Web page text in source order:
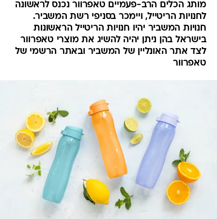
מותג הכלים הרב-פעמיים טאפרוור נכנס לראשונה
לחנויות הריטייל, ויימכר בסניפי רשת המשביר.
חנויות המשביר יהיו חנויות הריטייל הראשונות
בישראל בהן ניתן יהיה להשיג את מוצרי טאפרוור
לצד אתר האונליין של המשביר ובאתר הרשמי של
טאפרוור